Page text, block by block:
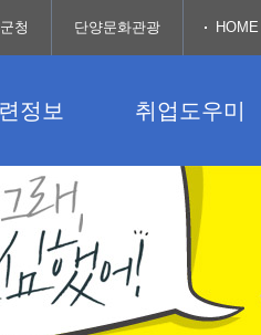
정보 취업도우미
청 단양문화관광 HOME